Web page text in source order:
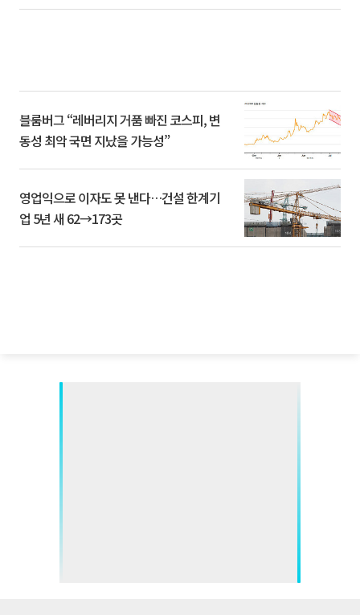
블룸버그 “레버리지 거품 빠진 코스피, 변
동성 최악 국면 지났을 가능성”
영업익으로 이자도 못 낸다…건설 한계기
업 5년 새 62→173곳